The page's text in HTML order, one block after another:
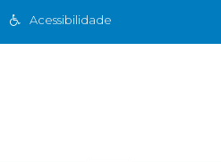
Acessibilidade